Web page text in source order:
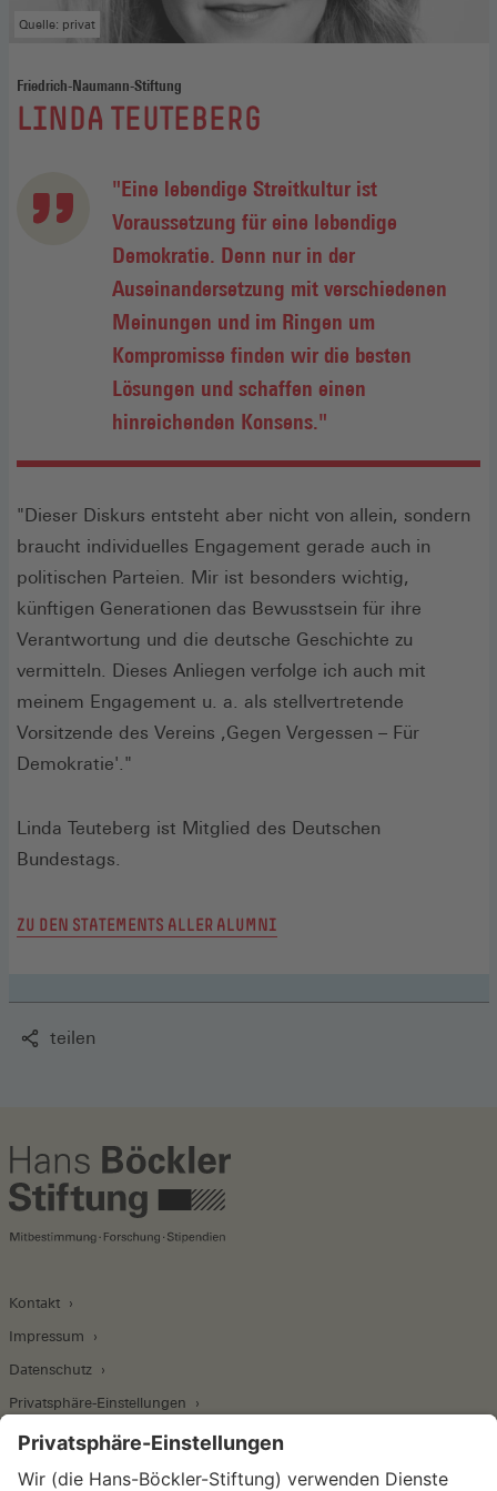
Quelle: privat
Friedrich-Naumann-Stiftung
:
LINDA TEUTEBERG
"Eine lebendige Streitkultur ist
Voraussetzung für eine lebendige
Demokratie. Denn nur in der
Auseinandersetzung mit verschiedenen
Meinungen und im Ringen um
Kompromisse finden wir die besten
Lösungen und schaffen einen
hinreichenden Konsens."
"Dieser Diskurs entsteht aber nicht von allein, sondern
braucht individuelles Engagement gerade auch in
politischen Parteien. Mir ist besonders wichtig,
künftigen Generationen das Bewusstsein für ihre
Verantwortung und die deutsche Geschichte zu
vermitteln. Dieses Anliegen verfolge ich auch mit
meinem Engagement u. a. als stellvertretende
Vorsitzende des Vereins ,Gegen Vergessen – Für
Demokratie'."
Linda Teuteberg ist Mitglied des Deutschen
Bundestags.
ZU DEN STATEMENTS ALLER ALUMNI
teilen
Kontakt
Impressum
Datenschutz
Privatsphäre-Einstellungen
Wirtschafts- und Sozialwissenschaftliches Institut